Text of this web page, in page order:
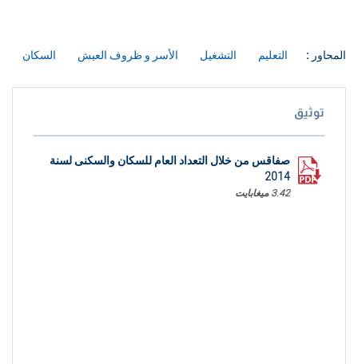
المحاور : التعليم التشغيل الأسر و ظروف العيش السكان
توثيق
صفاقس من خلال التعداد العام للسكان والسكنى لسنة
2014
3.42 ميغابايت